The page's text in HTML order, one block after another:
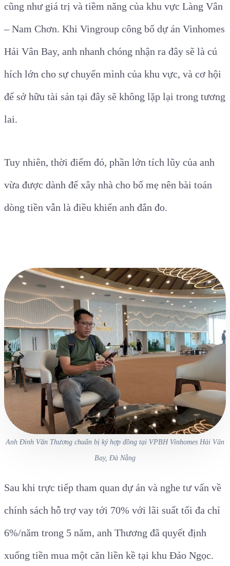
cũng như giá trị và tiềm năng của khu vực Làng Vân
– Nam Chơn. Khi Vingroup công bố dự án Vinhomes
Hải Vân Bay, anh nhanh chóng nhận ra đây sẽ là cú
hích lớn cho sự chuyển mình của khu vực, và cơ hội
để sở hữu tài sản tại đây sẽ không lặp lại trong tương
lai.
Tuy nhiên, thời điểm đó, phần lớn tích lũy của anh
vừa được dành để xây nhà cho bố mẹ nên bài toán
dòng tiền vẫn là điều khiến anh đắn đo.
Anh Đinh Văn Thương chuẩn bị ký hợp đồng tại VPBH Vinhomes Hải Vân
Bay, Đà Nẵng
Sau khi trực tiếp tham quan dự án và nghe tư vấn về
chính sách hỗ trợ vay tới 70% với lãi suất tối đa chỉ
6%/năm trong 5 năm, anh Thương đã quyết định
xuống tiền mua một căn liền kề tại khu Đảo Ngọc.